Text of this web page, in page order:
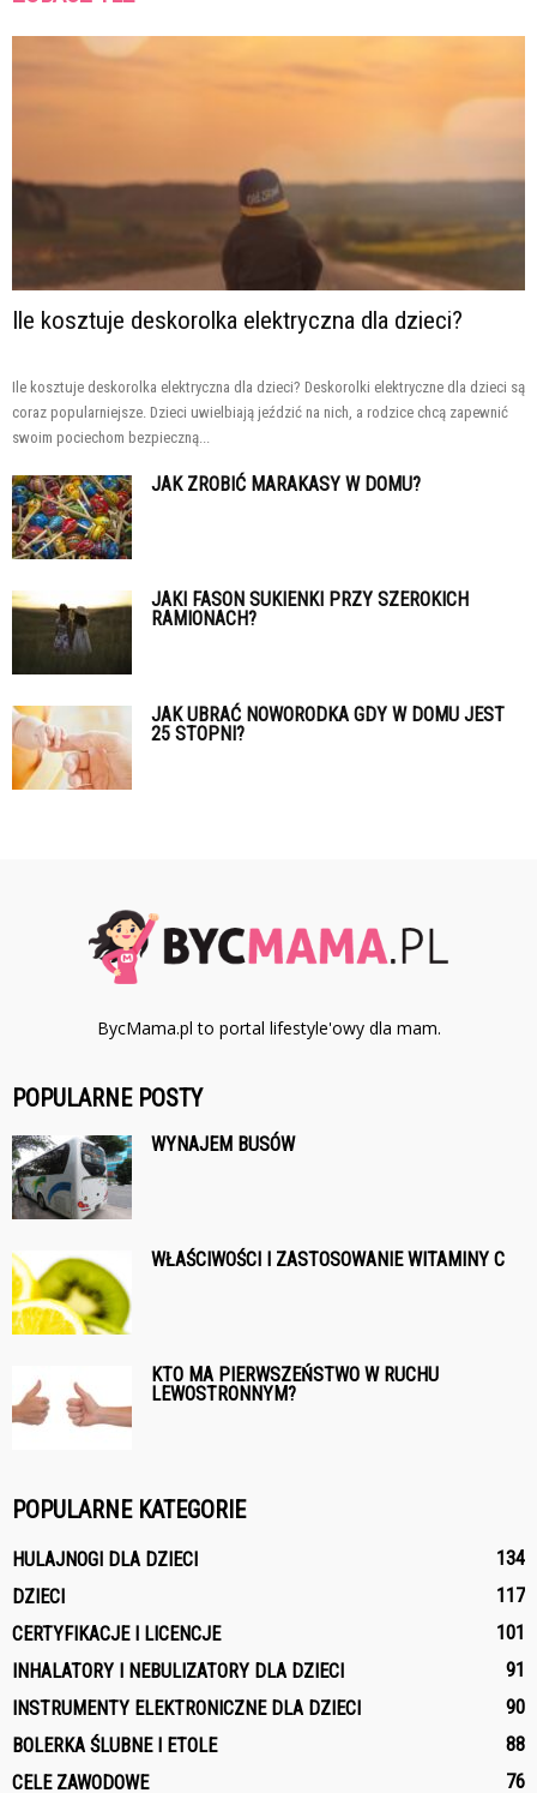
Ile kosztuje deskorolka elektryczna dla dzieci?
Ile kosztuje deskorolka elektryczna dla dzieci? Deskorolki elektryczne dla dzieci są
coraz popularniejsze. Dzieci uwielbiają jeździć na nich, a rodzice chcą zapewnić
swoim pociechom bezpieczną...
JAK ZROBIĆ MARAKASY W DOMU?
JAKI FASON SUKIENKI PRZY SZEROKICH
RAMIONACH?
JAK UBRAĆ NOWORODKA GDY W DOMU JEST
25 STOPNI?
BycMama.pl to portal lifestyle'owy dla mam.
POPULARNE POSTY
WYNAJEM BUSÓW
WŁAŚCIWOŚCI I ZASTOSOWANIE WITAMINY C
KTO MA PIERWSZEŃSTWO W RUCHU
LEWOSTRONNYM?
POPULARNE KATEGORIE
HULAJNOGI DLA DZIECI
134
DZIECI
117
CERTYFIKACJE I LICENCJE
101
INHALATORY I NEBULIZATORY DLA DZIECI
91
INSTRUMENTY ELEKTRONICZNE DLA DZIECI
90
BOLERKA ŚLUBNE I ETOLE
88
CELE ZAWODOWE
76